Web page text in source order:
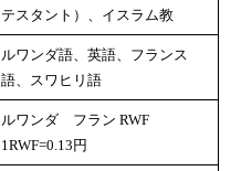
テスタント）、イスラム教
ルワンダ語、英語、フランス
語、スワヒリ語
ルワンダ フラン RWF
1RWF=0.13円